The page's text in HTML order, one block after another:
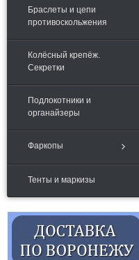
Браслеты и цепи
противоскольжения
Колёсный крепёж.
Секретки
Подлокотники и
органайзеры
Фаркопы
Тенты и маркизы